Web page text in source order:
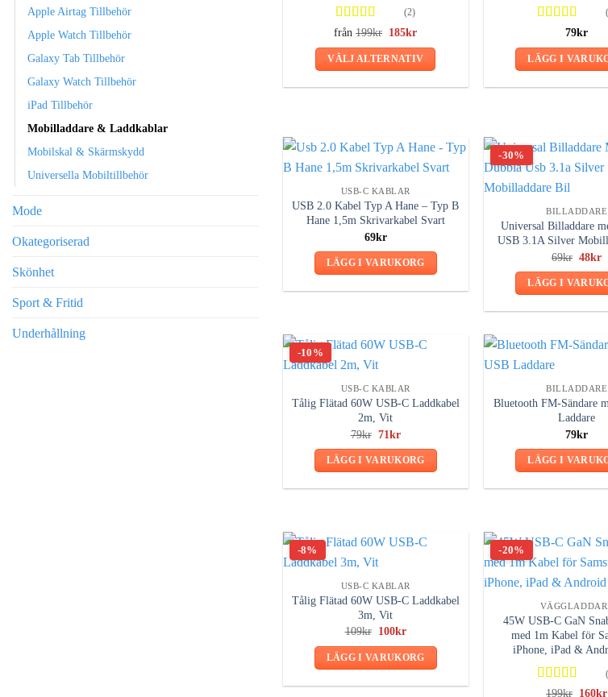
Apple Airtag Tillbehör
Apple Watch Tillbehör
Galaxy Tab Tillbehör
Galaxy Watch Tillbehör
iPad Tillbehör
Mobilladdare & Laddkablar
Mobilskal & Skärmskydd
Universella Mobiltillbehör
Mode
Okategoriserad
Skönhet
Sport & Fritid
Underhållning
Betygsatt
(2)
från199kr Det
priset
var:
185krDet
priset
är:
VÄLJ ALTERNATIV
flera
varianter.
De
olika
alternativen
kan
väljas
Betygsatt
79kr
LÄGG I
USB-C KABLAR
USB 2.0 Kabel Typ A Hane – Typ B
Hane 1,5m Skrivarkabel Svart
69kr
LÄGG I VARUKORG
-30%
BILLADDARE
Universal Billaddare
USB 3.1A Silver
69kr Det
priset
var:
48kr
LÄGG I
-10%
USB-C KABLAR
Tålig Flätad 60W USB-C Laddkabel
2m, Vit
79kr Det
priset
var:
71krDet
priset
är:
LÄGG I VARUKORG
BILLADDARE
Bluetooth FM-Sändare
Laddare
79kr
LÄGG I
-8%
USB-C KABLAR
Tålig Flätad 60W USB-C Laddkabel
3m, Vit
109kr Det
priset
var:
100krDet
priset
är:
LÄGG I VARUKORG
-20%
45W USB-C GaN
med 1m Kabel för
iPhone, iPad &
Betygsatt
199kr Det
160kr